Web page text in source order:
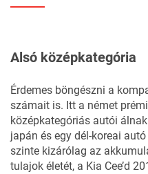
Alsó középkategória
Érdemes böngészni a
számait is. Itt a német
középkategóriás autói
japán és egy dél-koreai
szinte kizárólag az
tulajok életét, a Kia Cee’d